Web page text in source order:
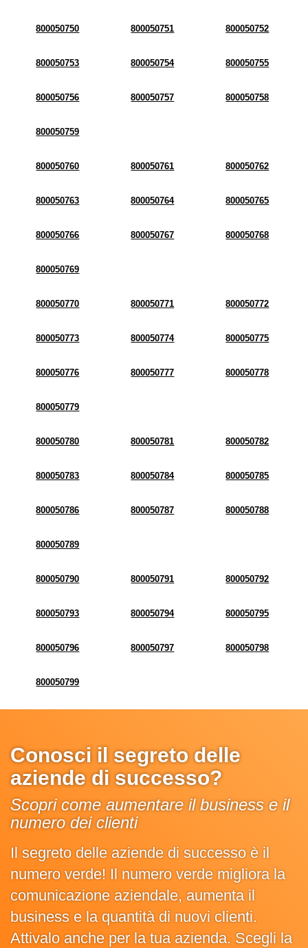
800050750 800050751 800050752
800050753 800050754 800050755
800050756 800050757 800050758
800050759
800050760 800050761 800050762
800050763 800050764 800050765
800050766 800050767 800050768
800050769
800050770 800050771 800050772
800050773 800050774 800050775
800050776 800050777 800050778
800050779
800050780 800050781 800050782
800050783 800050784 800050785
800050786 800050787 800050788
800050789
800050790 800050791 800050792
800050793 800050794 800050795
800050796 800050797 800050798
800050799
Conosci il segreto delle
aziende di successo?
Scopri come aumentare il business e il
numero dei clienti
Il segreto delle aziende di successo è il
numero verde! Il numero verde migliora la
comunicazione aziendale, aumenta il
business e la quantità di nuovi clienti.
Attivalo anche per la tua azienda. Scegli la